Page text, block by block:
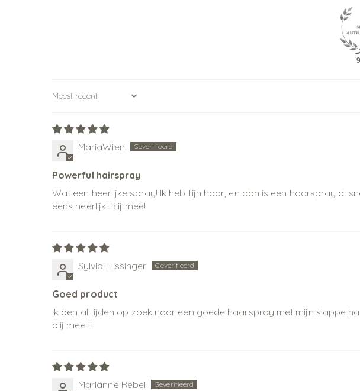
Sort by
MariaWien
Powerful hairspray
Wat een heerlijke spray! Ik heb fijn haar, en dan is een haarspray al
eens heerlijk! Blij mee!
Sylvia Flissinger
Goed product
Ik ben al tijden op zoek naar een goede haarspray met mijn slappe
blij mee !!
Marianne Rebel